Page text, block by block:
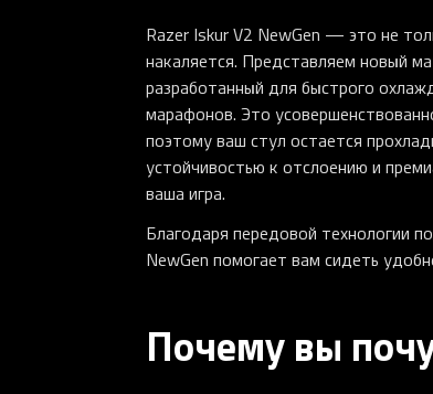
Razer Iskur V2 NewGen — это не
накаляется. Представляем новый
разработанный для быстрого
марафонов. Это
поэтому ваш стул остается
устойчивостью к отслоению и
ваша игра.
Благодаря передовой технологии
NewGen помогает вам сидеть
Почему вы